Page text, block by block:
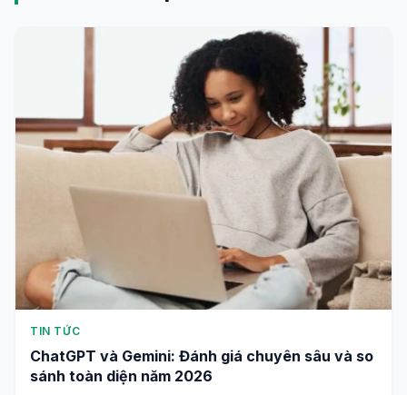
TIN TỨC
ChatGPT và Gemini: Đánh giá chuyên sâu và so
sánh toàn diện năm 2026